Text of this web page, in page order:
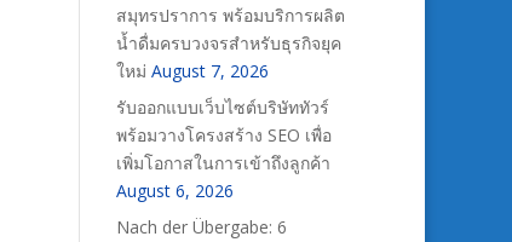
สมุทรปราการ พร้อมบริการผลิต
น้ำดื่มครบวงจรสำหรับธุรกิจยุค
ใหม่ August 7, 2026
รับออกแบบเว็บไซต์บริษัททัวร์
พร้อมวางโครงสร้าง SEO เพื่อ
เพิ่มโอกาสในการเข้าถึงลูกค้า
August 6, 2026
Nach der Übergabe: 6